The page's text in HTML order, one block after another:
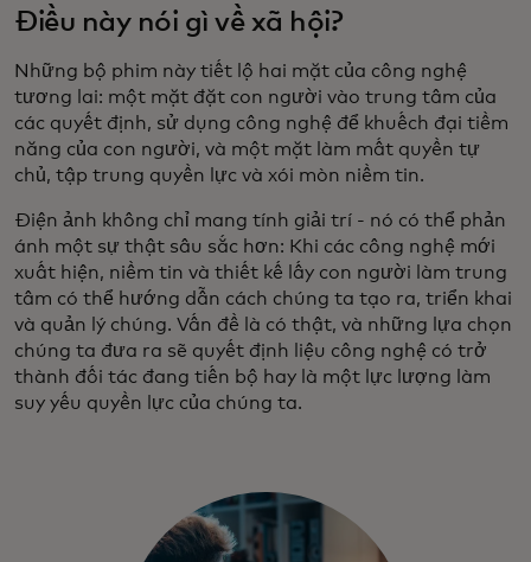
Điều này nói gì về xã hội?
Những bộ phim này tiết lộ hai mặt của công nghệ
tương lai: một mặt đặt con người vào trung tâm của
các quyết định, sử dụng công nghệ để khuếch đại tiềm
năng của con người, và một mặt làm mất quyền tự
chủ, tập trung quyền lực và xói mòn niềm tin.
Điện ảnh không chỉ mang tính giải trí - nó có thể phản
ánh một sự thật sâu sắc hơn: Khi các công nghệ mới
xuất hiện, niềm tin và thiết kế lấy con người làm trung
tâm có thể hướng dẫn cách chúng ta tạo ra, triển khai
và quản lý chúng. Vấn đề là có thật, và những lựa chọn
chúng ta đưa ra sẽ quyết định liệu công nghệ có trở
thành đối tác đang tiến bộ hay là một lực lượng làm
suy yếu quyền lực của chúng ta.